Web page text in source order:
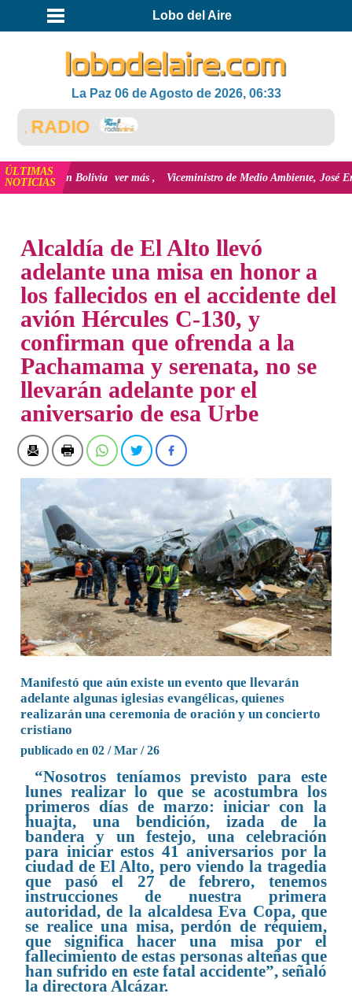
Lobo del Aire
La Paz 06 de Agosto de 2026, 06:33
ÚLTIMAS
NOTICIAS
en Bolivia ver más Viceministro de Medio Ambiente, José Ernesto
Alcaldía de El Alto llevó
adelante una misa en honor a
los fallecidos en el accidente del
avión Hércules C-130, y
confirman que ofrenda a la
Pachamama y serenata, no se
llevarán adelante por el
aniversario de esa Urbe
Manifestó que aún existe un evento que llevarán
adelante algunas iglesias evangélicas, quienes
realizarán una ceremonia de oración y un concierto
cristiano
publicado en 02 / Mar / 26
“Nosotros teníamos previsto para este
lunes realizar lo que se acostumbra los
primeros días de marzo: iniciar con la
huajta, una bendición, izada de la
bandera y un festejo, una celebración
para iniciar estos 41 aniversarios por la
ciudad de El Alto, pero viendo la tragedia
que pasó el 27 de febrero, tenemos
instrucciones de nuestra primera
autoridad, de la alcaldesa Eva Copa, que
se realice una misa, perdón de réquiem,
que significa hacer una misa por el
fallecimiento de estas personas alteñas que
han sufrido en este fatal accidente”, señaló
la directora Alcázar.